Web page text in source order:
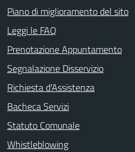
Piano di miglioramento del sito
Leggi le FAQ
Prenotazione Appuntamento
Segnalazione Disservizio
Richiesta d'Assistenza
Bacheca Servizi
Statuto Comunale
Whistleblowing